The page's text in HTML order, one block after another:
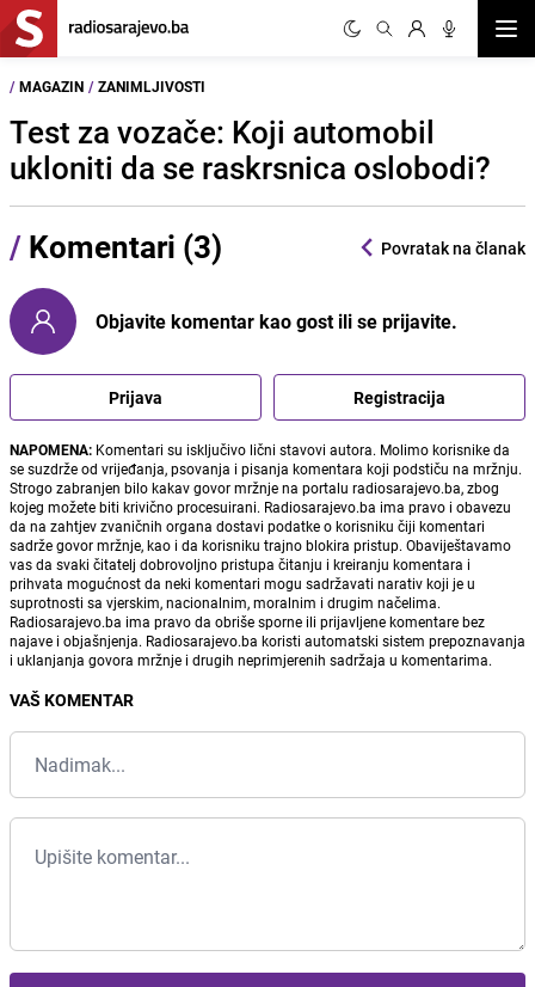
/ MAGAZIN / ZANIMLJIVOSTI
Test za vozače: Koji automobil
ukloniti da se raskrsnica oslobodi?
/ Komentari (3) Povratak na članak
Objavite komentar kao gost ili se prijavite.
Prijava Registracija
NAPOMENA: Komentari su isključivo lični stavovi autora. Molimo korisnike da
se suzdrže od vrijeđanja, psovanja i pisanja komentara koji podstiču na mržnju.
Strogo zabranjen bilo kakav govor mržnje na portalu radiosarajevo.ba, zbog
kojeg možete biti krivično procesuirani. Radiosarajevo.ba ima pravo i obavezu
da na zahtjev zvaničnih organa dostavi podatke o korisniku čiji komentari
sadrže govor mržnje, kao i da korisniku trajno blokira pristup. Obaviještavamo
vas da svaki čitatelj dobrovoljno pristupa čitanju i kreiranju komentara i
prihvata mogućnost da neki komentari mogu sadržavati narativ koji je u
suprotnosti sa vjerskim, nacionalnim, moralnim i drugim načelima.
Radiosarajevo.ba ima pravo da obriše sporne ili prijavljene komentare bez
najave i objašnjenja. Radiosarajevo.ba koristi automatski sistem prepoznavanja
i uklanjanja govora mržnje i drugih neprimjerenih sadržaja u komentarima.
VAŠ KOMENTAR